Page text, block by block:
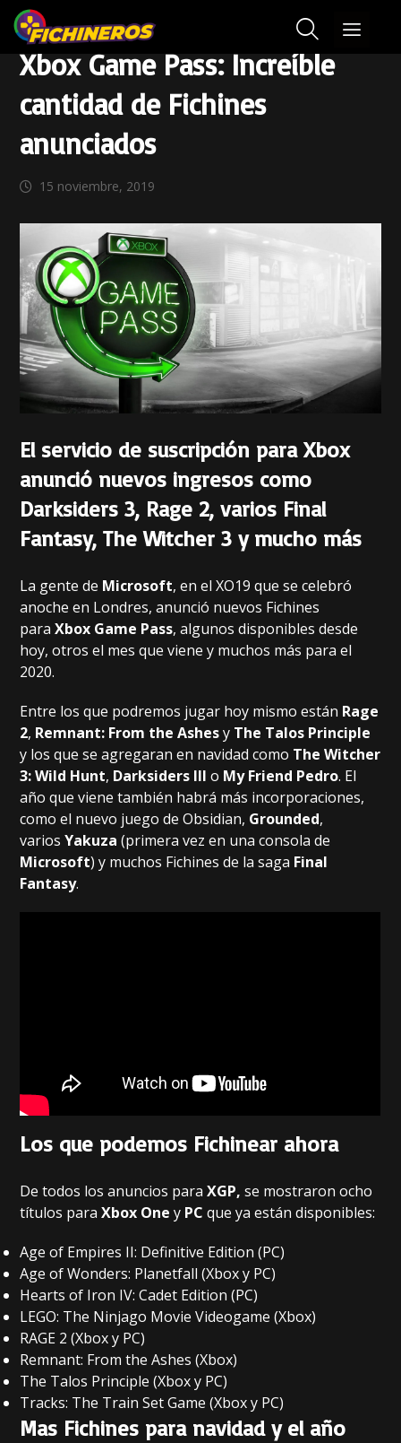
Xbox Game Pass: Increíble
cantidad de Fichines
anunciados
15 noviembre, 2019
El servicio de suscripción para Xbox
anunció nuevos ingresos como
Darksiders 3, Rage 2, varios Final
Fantasy, The Witcher 3 y mucho más
La gente de Microsoft, en el XO19 que se celebró
anoche en Londres, anunció nuevos Fichines
paraXbox Game Pass, algunos disponibles desde
hoy, otros el mes que viene y muchos más para el
2020.
Entre los que podremos jugar hoy mismo están Rage
2, Remnant: From the Ashesy The Talos Principle
y los que se agregaran en navidad como The Witcher
3: Wild Hunt, Darksiders III o My Friend Pedro. El
año que viene también habrá más incorporaciones,
como el nuevo juego de Obsidian, Grounded,
variosYakuza (primera vez en una consola de
Microsoft) y muchos Fichines de la saga Final
Fantasy.
Los que podemos Fichinear ahora
De todos los anuncios paraXGP, se mostraron ocho
títulos paraXbox Oney PC que ya están disponibles:
Age of Empires II: Definitive Edition (PC)
Age of Wonders: Planetfall (Xbox y PC)
Hearts of Iron IV: Cadet Edition (PC)
LEGO: The Ninjago Movie Videogame (Xbox)
RAGE 2 (Xbox y PC)
Remnant: From the Ashes (Xbox)
The Talos Principle (Xbox y PC)
Tracks: The Train Set Game (Xbox y PC)
Mas Fichines para navidad y el año